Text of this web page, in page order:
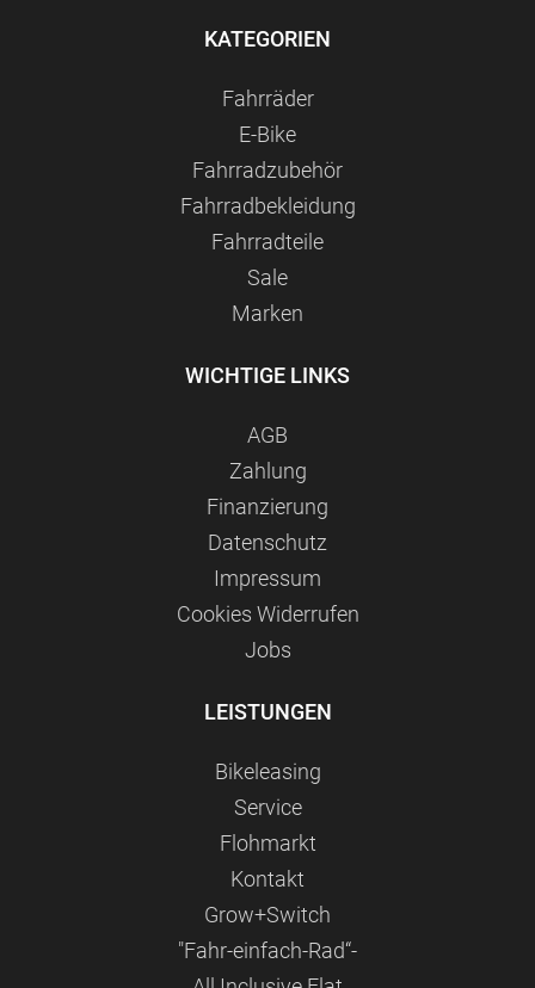
KATEGORIEN
Fahrräder
E-Bike
Fahrradzubehör
Fahrradbekleidung
Fahrradteile
Sale
Marken
WICHTIGE LINKS
AGB
Zahlung
Finanzierung
Datenschutz
Impressum
Сookies Widerrufen
Jobs
LEISTUNGEN
Bikeleasing
Service
Flohmarkt
Kontakt
Grow+Switch
"Fahr-einfach-Rad“-